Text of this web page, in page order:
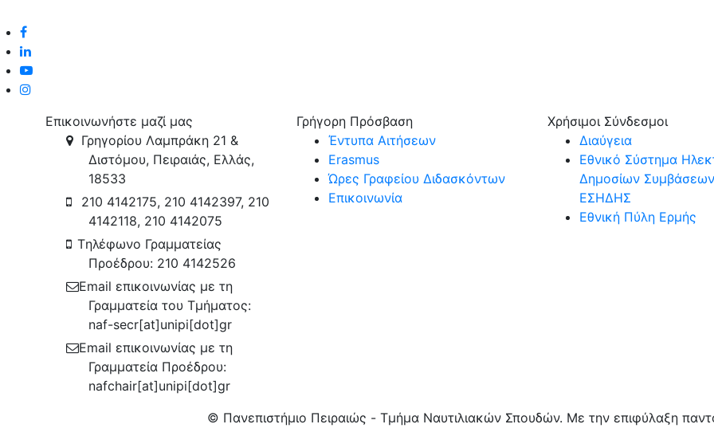
Επικοινωνήστε μαζί μας
Γρηγορίου Λαμπράκη 21 &
Διστόμου, Πειραιάς, Ελλάς,
18533
210 4142175, 210 4142397, 210
4142118, 210 4142075
Tηλέφωνο Γραμματείας
Προέδρου: 210 4142526
Email επικοινωνίας με τη
Γραμματεία του Τμήματος:
naf-secr[at]unipi[dot]gr
Email επικοινωνίας με τη
Γραμματεία Προέδρου:
nafchair[at]unipi[dot]gr
Γρήγορη Πρόσβαση
Έντυπα Αιτήσεων
Erasmus
Ώρες Γραφείου Διδασκόντων
Επικοινωνία
Χρήσιμοι Σύνδεσμοι
Διαύγεια
Εθνικό Σύστημα
Δημοσίων
ΕΣΗΔΗΣ
Εθνική Πύλη Ερμής
© Πανεπιστήμιο Πειραιώς - Tμήμα Ναυτιλιακών Σπουδών. Με την επιφύλαξη